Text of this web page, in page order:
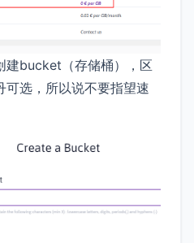
建bucket（存储桶），区
可选，所以说不要指望速